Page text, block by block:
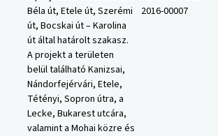
Béla út, Etele út, Szerémi
út, Bocskai út – Karolina
út által határolt szakasz.
A projekt a területen
belül található Kanizsai,
Nándorfejérvári, Etele,
Tétényi, Sopron útra, a
Lecke, Bukarest utcára,
valamint a Mohai közre és
2016-00007